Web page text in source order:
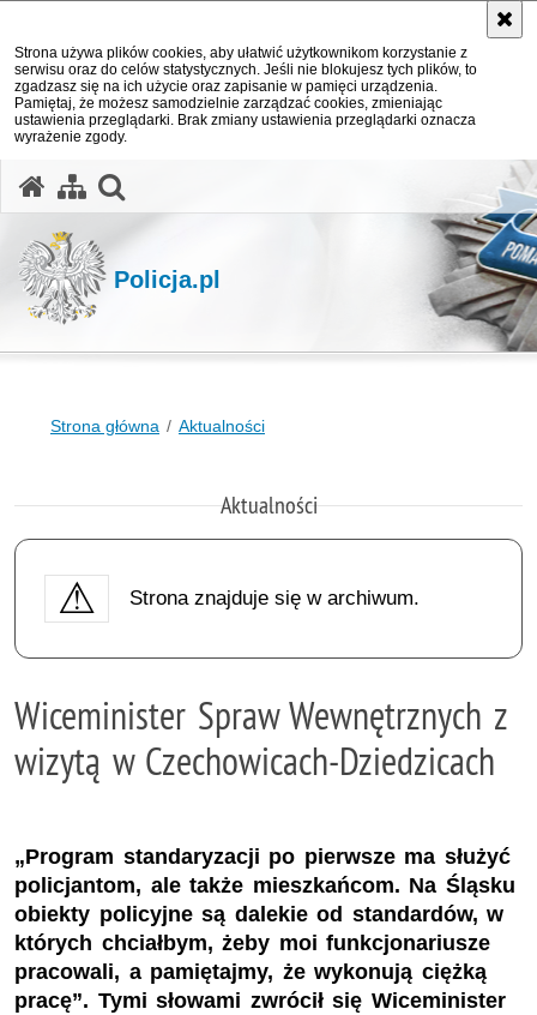
Strona używa plików cookies, aby ułatwić użytkownikom korzystanie z
serwisu oraz do celów statystycznych. Jeśli nie blokujesz tych plików, to
zgadzasz się na ich użycie oraz zapisanie w pamięci urządzenia.
Pamiętaj, że możesz samodzielnie zarządzać cookies, zmieniając
ustawienia przeglądarki. Brak zmiany ustawienia przeglądarki oznacza
wyrażenie zgody.
Policja.pl
Strona główna Aktualności
Aktualności
Strona znajduje się w archiwum.
Wiceminister Spraw Wewnętrznych z
wizytą w Czechowicach-Dziedzicach
„Program standaryzacji po pierwsze ma służyć
policjantom, ale także mieszkańcom. Na Śląsku
obiekty policyjne są dalekie od standardów, w
których chciałbym, żeby moi funkcjonariusze
pracowali, a pamiętajmy, że wykonują ciężką
pracę”. Tymi słowami zwrócił się Wiceminister